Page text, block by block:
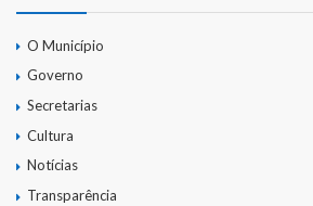
O Município
Governo
Secretarias
Cultura
Notícias
Transparência